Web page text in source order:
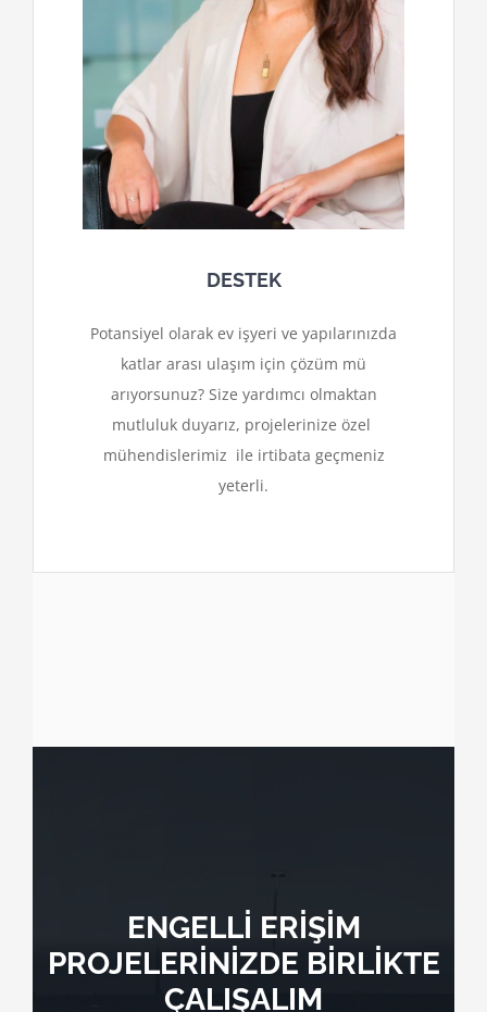
DESTEK
Potansiyel olarak ev işyeri ve yapılarınızda
katlar arası ulaşım için çözüm mü
arıyorsunuz? Size yardımcı olmaktan
mutluluk duyarız, projelerinize özel
mühendislerimiz ile irtibata geçmeniz
yeterli.
ENGELLİ ERİŞİM
PROJELERİNİZDE BİRLİKTE
ÇALIŞALIM